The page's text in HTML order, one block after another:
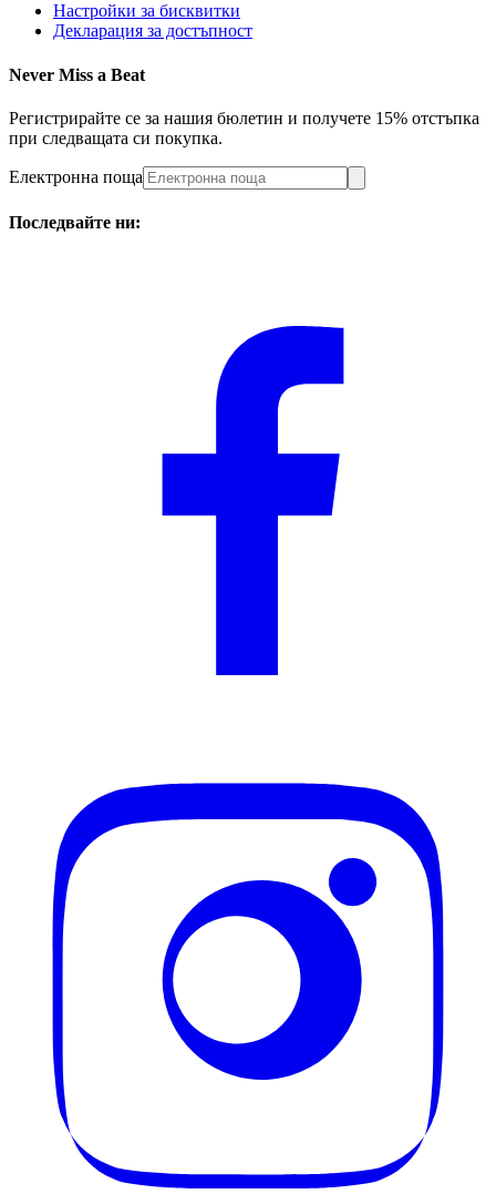
Настройки за бисквитки
Декларация за достъпност
Never Miss a Beat
Регистрирайте се за нашия бюлетин и получете 15% отстъпка
при следващата си покупка.
Електронна поща
Последвайте ни: